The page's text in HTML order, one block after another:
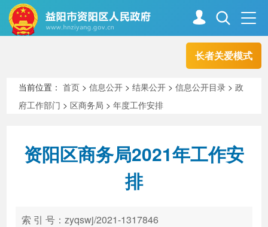
长者关爱模式
走进资阳
新闻中心 解读回应
政务服务
当前位置：首页 >信息公开 >结果公开 >信息公开目录 >政
府工作部门 > 区商务局 >年度工作安排
资阳区商务局2021年工作安
排
索 引 号：zyqswj/2021-1317846